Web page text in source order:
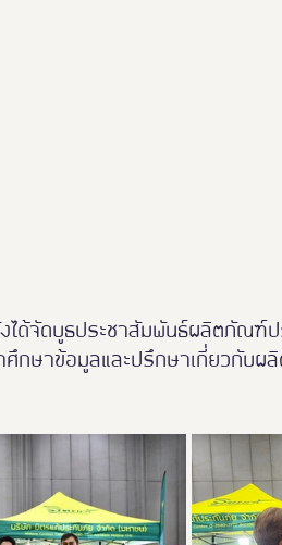
ได้จัดบูธประชาสัมพันธ์ผลิตภัณฑ์
าศึกษาข้อมูลและปรึกษาเกี่ยวกับ